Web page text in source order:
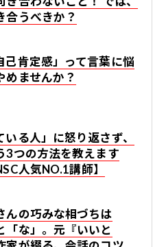
合うべきか？
己肯定感」って言葉に悩
めませんか？
いる人」に怒り返さず、
3つの方法を教えます
人気NO.1講師】
んの巧みな相づちは
「な」。元『いいと